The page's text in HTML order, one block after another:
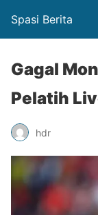
Spasi Berita
Gagal
Pelatih
hdr